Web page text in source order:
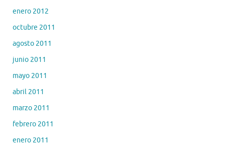
enero 2012
octubre 2011
agosto 2011
junio 2011
mayo 2011
abril 2011
marzo 2011
febrero 2011
enero 2011